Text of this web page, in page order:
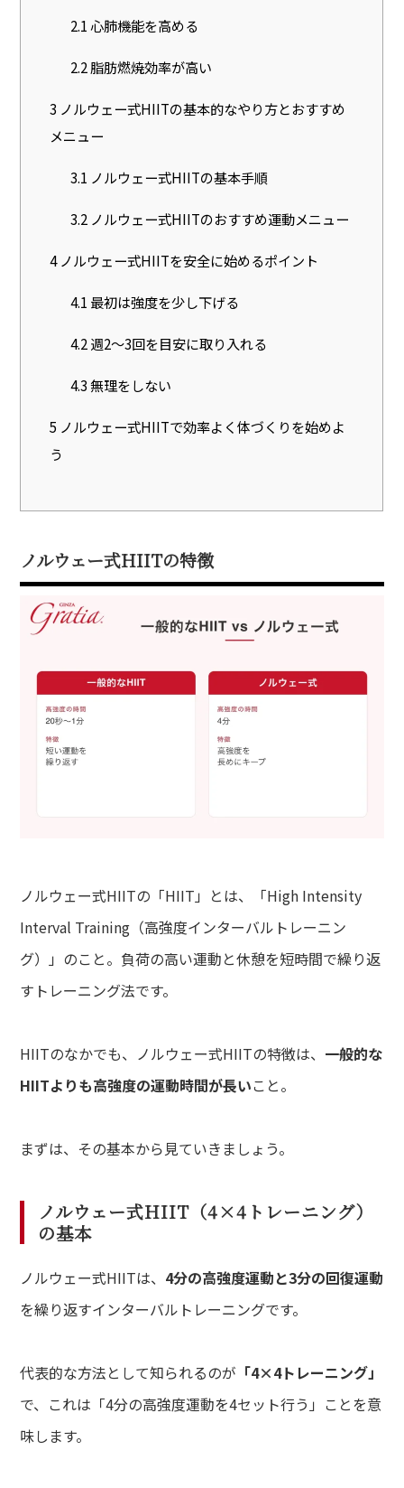
2.1心肺機能を高める
2.2脂肪燃焼効率が高い
3 ノルウェー式HIITの基本的なやり方とおすすめ
メニュー
3.1 ノルウェー式HIITの基本手順
3.2 ノルウェー式HIITのおすすめ運動メニュー
4ノルウェー式HIITを安全に始めるポイント
4.1 最初は強度を少し下げる
4.2週2〜3回を目安に取り入れる
4.3無理をしない
5 ノルウェー式HIITで効率よく体づくりを始めよ
う
ノルウェー式HIITの特徴
ノルウェー式HIITの「HIIT」とは、「High Intensity
Interval Training（高強度インターバルトレーニン
グ）」のこと。負荷の高い運動と休憩を短時間で繰り返
すトレーニング法です。
HIITのなかでも、ノルウェー式HIITの特徴は、 一般的な
HIITよりも高強度の運動時間が長いこと。
まずは、その基本から見ていきましょう。
ノルウェー式HIIT（4×4トレーニング）
の基本
ノルウェー式HIITは、 4分の高強度運動と3分の回復運動
を繰り返すインターバルトレーニングです。
代表的な方法として知られるのが 「4×4トレーニング」
で、これは「4分の高強度運動を4セット行う」ことを意
味します。